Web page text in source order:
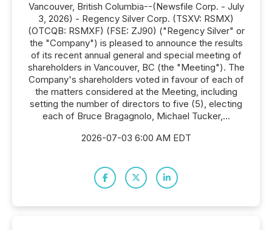
Vancouver, British Columbia--(Newsfile Corp. - July
3, 2026) - Regency Silver Corp. (TSXV: RSMX)
(OTCQB: RSMXF) (FSE: ZJ90) ("Regency Silver" or
the "Company") is pleased to announce the results
of its recent annual general and special meeting of
shareholders in Vancouver, BC (the "Meeting"). The
Company's shareholders voted in favour of each of
the matters considered at the Meeting, including
setting the number of directors to five (5), electing
each of Bruce Bragagnolo, Michael Tucker,...
2026-07-03 6:00 AM EDT